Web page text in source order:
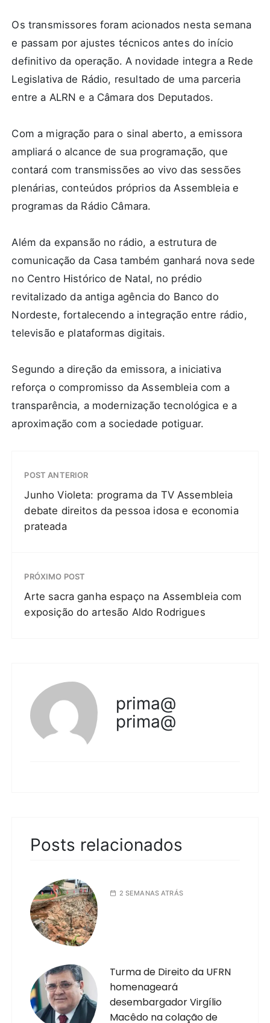
Os transmissores foram acionados nesta semana
e passam por ajustes técnicos antes do início
definitivo da operação. A novidade integra a Rede
Legislativa de Rádio, resultado de uma parceria
entre a ALRN e a Câmara dos Deputados.
Com a migração para o sinal aberto, a emissora
ampliará o alcance de sua programação, que
contará com transmissões ao vivo das sessões
plenárias, conteúdos próprios da Assembleia e
programas da Rádio Câmara.
Além da expansão no rádio, a estrutura de
comunicação da Casa também ganhará nova sede
no Centro Histórico de Natal, no prédio
revitalizado da antiga agência do Banco do
Nordeste, fortalecendo a integração entre rádio,
televisão e plataformas digitais.
Segundo a direção da emissora, a iniciativa
reforça o compromisso da Assembleia com a
transparência, a modernização tecnológica e a
aproximação com a sociedade potiguar.
POST ANTERIOR
Junho Violeta: programa da TV Assembleia
debate direitos da pessoa idosa e economia
prateada
PRÓXIMO POST
Arte sacra ganha espaço na Assembleia com
exposição do artesão Aldo Rodrigues
prima@
prima@
Posts relacionados
2 SEMANAS ATRÁS
Turma de Direito da UFRN
homenageará
desembargador Virgílio
Macêdo na colação de